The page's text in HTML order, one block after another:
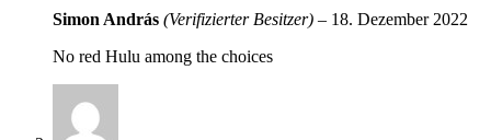
Simon András (Verifizierter Besitzer) – 18. Dezember 2022
No red Hulu among the choices